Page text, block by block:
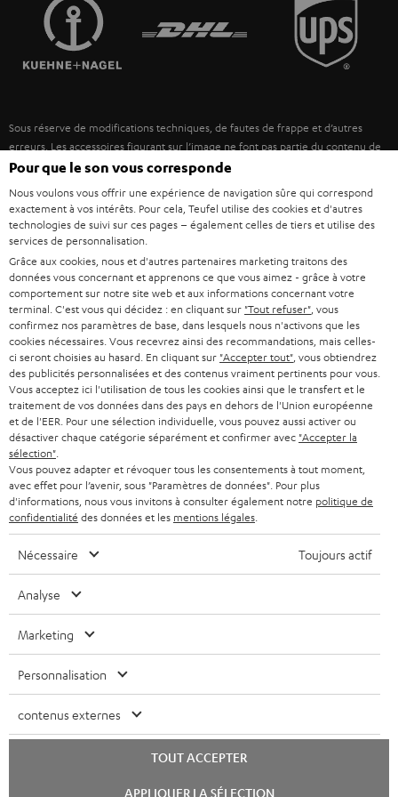
ENCEINTES
ULTIMA
FANSHOP
NOUVEAUTÉS
L’HISTOIRE DE TEUFEL
MANAGEMENT
VALEURS
ACCESSIBILITÉ
FRANCE
POLOGNE
ITALIE
USA
AUTRES PAYS
Sous réserve de modifications techniques, de fautes de frappe et d’autres
erreurs. Les accessoires figurant sur l’image ne font pas partie du contenu de
livraison. D’éventuels frais d’élimination des batteries sont inclus dans le prix.
©2026 Lautsprecher Teufel GmbH - Tous droits réservés.
Mentions légales CGV
Politique de confidentialité
Paramètres de confidentialité
EU Data Act renoncer au contrat ici
Pour que le son vous corresponde
Nous voulons vous offrir une expérience de navigation sûre qui correspond
exactement à vos intérêts. Pour cela, Teufel utilise des cookies et d'autres
technologies de suivi sur ces pages – également celles de tiers et utilise des
services de personnalisation.
Grâce aux cookies, nous et d'autres partenaires marketing traitons des
données vous concernant et apprenons ce que vous aimez - grâce à votre
comportement sur notre site web et aux informations concernant votre
terminal. C'est vous qui décidez : en cliquant sur "Tout refuser" , vous
confirmez nos paramètres de base, dans lesquels nous n'activons que les
cookies nécessaires. Vous recevrez ainsi des recommandations, mais celles-
ci seront choisies au hasard. En cliquant sur "Accepter tout" , vous obtiendrez
des publicités personnalisées et des contenus vraiment pertinents pour vous.
Vous acceptez ici l'utilisation de tous les cookies ainsi que le transfert et le
traitement de vos données dans des pays en dehors de l'Union européenne
et de l'EER. Pour une sélection individuelle, vous pouvez aussi activer ou
désactiver chaque catégorie séparément et confirmer avec "Accepter la
sélection"
Vous pouvez adapter et révoquer tous les consentements à tout moment,
avec effet pour l’avenir, sous "Paramètres de données". Pour plus
d'informations, nous vous invitons à consulter également notre politique de
confidentialité des données et les mentions légales
Nécessaire Toujours actif
Analyse
Marketing
Personnalisation
contenus externes
TOUT ACCEPTER
APPLIQUER LA SÉLECTION